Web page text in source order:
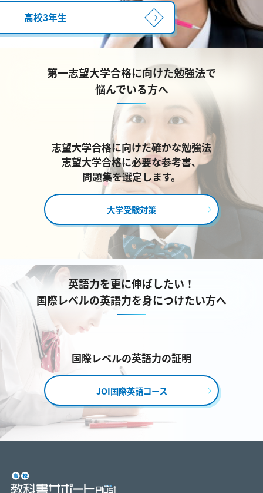
高校3年生
第一志望大学合格に向けた勉強法で
悩んでいる方へ
志望大学合格に向けた確かな勉強法
志望大学合格に必要な参考書、
問題集を選定します。
大学受験対策
英語力を更に伸ばしたい！
国際レベルの英語力を身につけたい方へ
国際レベルの英語力の証明
JOI国際英語コース